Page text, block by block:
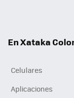
En Xataka
Celulares
Aplicaciones